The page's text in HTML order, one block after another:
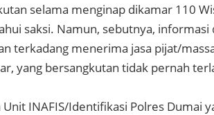
selama menginap dikamar 110
saksi. Namun, sebutnya, informasi
terkadang menerima jasa pijat/
yang bersangkutan tidak pernah
Unit INAFIS/Identifikasi Polres Dumai